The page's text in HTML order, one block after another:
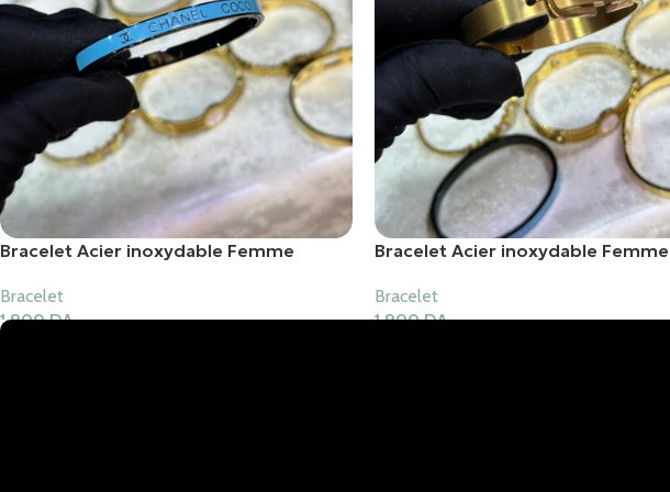
Bracelet Acier inoxydable Femme
Bracelet
1,900DA
Bracelet Acier inoxydable Femme
Bracelet
1,900DA